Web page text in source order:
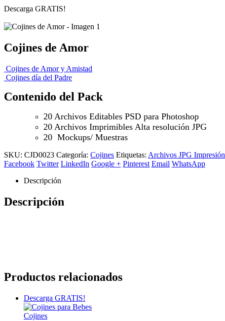
Descarga GRATIS!
Cojines de Amor
Cojines de Amor y Amistad
Cojines día del Padre
Contenido del Pack
20 Archivos Editables PSD para Photoshop
20 Archivos Imprimibles Alta resolución JPG
20 Mockups/ Muestras
SKU: CJD0023 Categoría: Cojines Etiquetas: Archivos JPG Impresión
Facebook Twitter LinkedIn Google + Pinterest Email WhatsApp
Descripción
Descripción
Productos relacionados
Descarga GRATIS!
Cojines